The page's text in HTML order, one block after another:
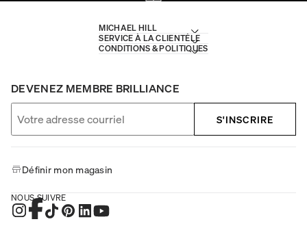
MICHAEL HILL
SERVICE À LA CLIENTÈLE
CONDITIONS & POLITIQUES
DEVENEZ MEMBRE BRILLIANCE
S'INSCRIRE
Définir mon magasin
NOUS SUIVRE